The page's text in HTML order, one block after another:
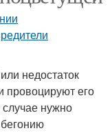
недостаток
провоцируют его
нужно